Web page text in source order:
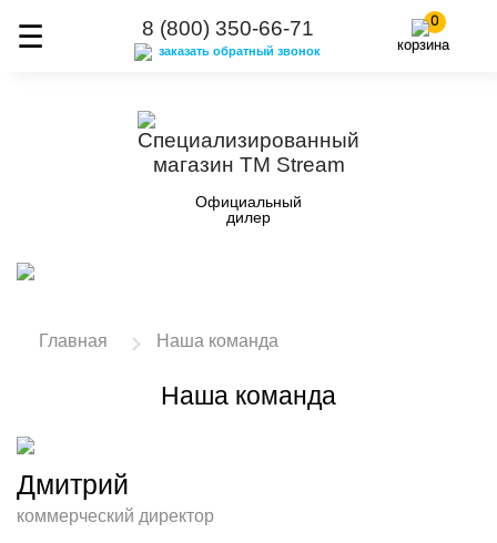
8 (800) 350-66-71
заказать обратный звонок
0
корзина
Официальный
дилер
Главная Наша команда
Наша команда
Дмитрий
коммерческий директор